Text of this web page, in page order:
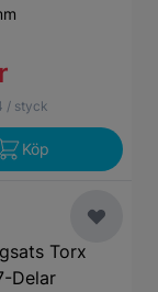
/ styck
Köp
Torx
Delar